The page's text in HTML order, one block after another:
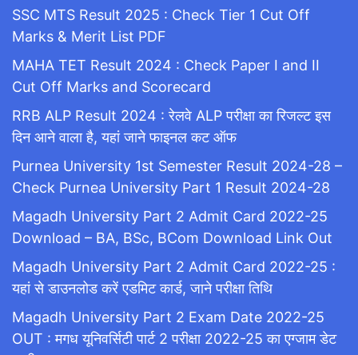
SSC MTS Result 2025 : Check Tier 1 Cut Off
Marks & Merit List PDF
MAHA TET Result 2024 : Check Paper I and II
Cut Off Marks and Scorecard
RRB ALP Result 2024 : रेलवे ALP परीक्षा का रिजल्ट इस
दिन आने वाला है, यहां जाने फाइनल कट ऑफ
Purnea University 1st Semester Result 2024-28 –
Check Purnea University Part 1 Result 2024-28
Magadh University Part 2 Admit Card 2022-25
Download – BA, BSc, BCom Download Link Out
Magadh University Part 2 Admit Card 2022-25 :
यहां से डाउनलोड करें एडमिट कार्ड, जाने परीक्षा तिथि
Magadh University Part 2 Exam Date 2022-25
OUT : मगध यूनिवर्सिटी पार्ट 2 परीक्षा 2022-25 का एग्जाम डेट